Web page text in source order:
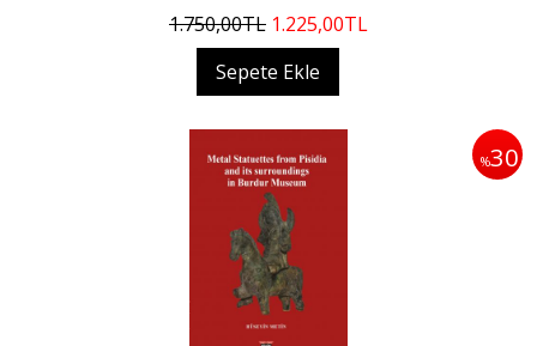
1.750,00TL 1.225,00TL
Sepete Ekle
%30